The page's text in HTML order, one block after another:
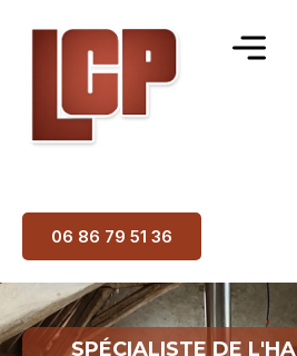
06 86 79 51 36
SPÉCIALISTE DE